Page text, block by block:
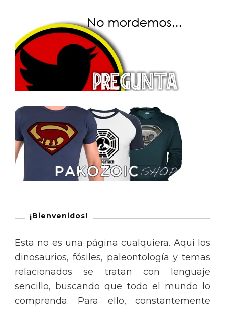
¡Bienvenidos!
Esta no es una página cualquiera. Aquí los
dinosaurios, fósiles, paleontología y temas
relacionados se tratan con lenguaje
sencillo, buscando que todo el mundo lo
comprenda. Para ello, constantemente